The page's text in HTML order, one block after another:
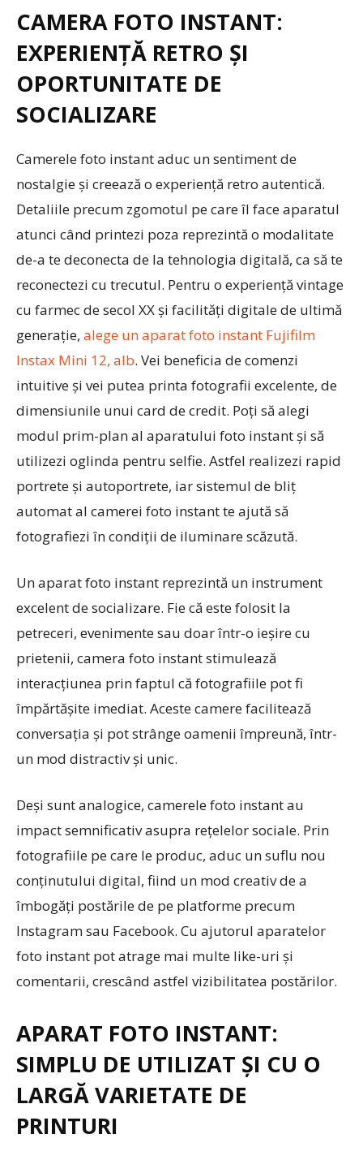
CAMERA FOTO INSTANT:
EXPERIENȚĂ RETRO ȘI
OPORTUNITATE DE
SOCIALIZARE
Camerele foto instant aduc un sentiment de
nostalgie și creează o experiență retro autentică.
Detaliile precum zgomotul pe care îl face aparatul
atunci când printezi poza reprezintă o modalitate
de-a te deconecta de la tehnologia digitală, ca să te
reconectezi cu trecutul. Pentru o experiență vintage
cu farmec de secol XX și facilități digitale de ultimă
generație, alege un aparat foto instant Fujifilm
Instax Mini 12, alb. Vei beneficia de comenzi
intuitive și vei putea printa fotografii excelente, de
dimensiunile unui card de credit. Poți să alegi
modul prim-plan al aparatului foto instant și să
utilizezi oglinda pentru selfie. Astfel realizezi rapid
portrete și autoportrete, iar sistemul de bliț
automat al camerei foto instant te ajută să
fotografiezi în condiții de iluminare scăzută.
Un aparat foto instant reprezintă un instrument
excelent de socializare. Fie că este folosit la
petreceri, evenimente sau doar într-o ieșire cu
prietenii, camera foto instant stimulează
interacțiunea prin faptul că fotografiile pot fi
împărtășite imediat. Aceste camere facilitează
conversația și pot strânge oamenii împreună, într-
un mod distractiv și unic.
Deși sunt analogice, camerele foto instant au
impact semnificativ asupra rețelelor sociale. Prin
fotografiile pe care le produc, aduc un suflu nou
conținutului digital, fiind un mod creativ de a
îmbogăți postările de pe platforme precum
Instagram sau Facebook. Cu ajutorul aparatelor
foto instant pot atrage mai multe like-uri și
comentarii, crescând astfel vizibilitatea postărilor.
APARAT FOTO INSTANT:
SIMPLU DE UTILIZAT ȘI CU O
LARGĂ VARIETATE DE
PRINTURI